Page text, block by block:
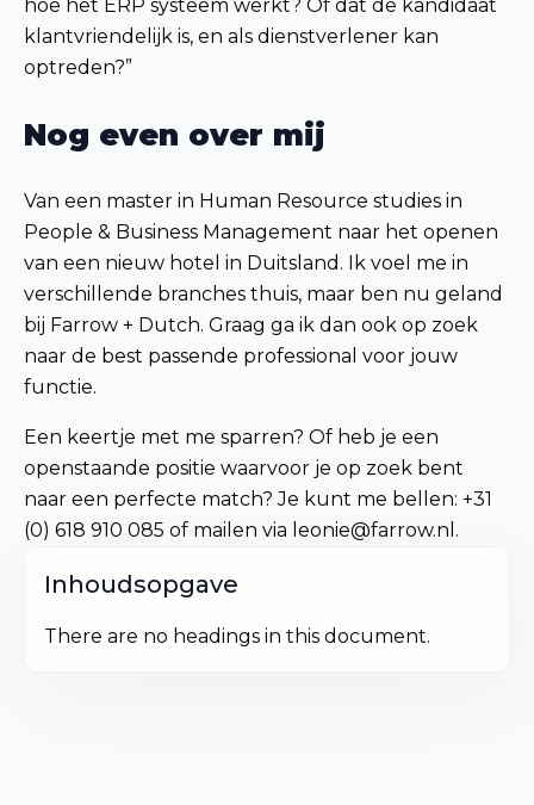
hoe het ERP systeem werkt? Of dat de kandidaat
klantvriendelijk is, en als dienstverlener kan
optreden?”
Nog even over mij
Van een master in Human Resource studies in
People & Business Management naar het openen
van een nieuw hotel in Duitsland. Ik voel me in
verschillende branches thuis, maar ben nu geland
bij Farrow + Dutch. Graag ga ik dan ook op zoek
naar de best passende professional voor jouw
functie.
Een keertje met me sparren? Of heb je een
openstaande positie waarvoor je op zoek bent
naar een perfecte match? Je kunt me bellen: +31
(0) 618 910 085 of mailen via leonie@farrow.nl.
Inhoudsopgave
There are no headings in this document.